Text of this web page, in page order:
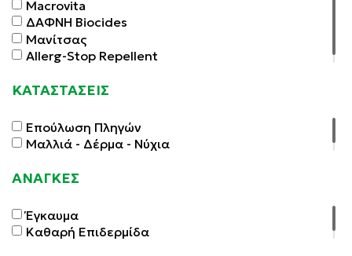
Macrovita
ΔΑΦΝΗ Biocides
Μανίτσας
Allerg-Stop Repellent
ΚΑΤΑΣΤΑΣΕΙΣ
Επούλωση Πληγών
Μαλλιά - Δέρμα - Νύχια
ΑΝΑΓΚΕΣ
Έγκαυμα
Καθαρή Επιδερμίδα